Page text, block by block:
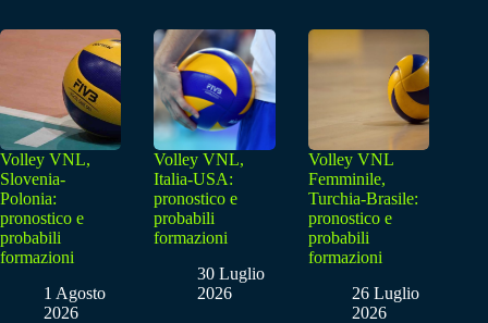
Volley VNL,
Slovenia-
Polonia:
pronostico e
probabili
formazioni
1 Agosto
2026
Volley VNL,
Italia-USA:
pronostico e
probabili
formazioni
30 Luglio
2026
Volley VNL
Femminile,
Turchia-Brasile:
pronostico e
probabili
formazioni
26 Luglio
2026